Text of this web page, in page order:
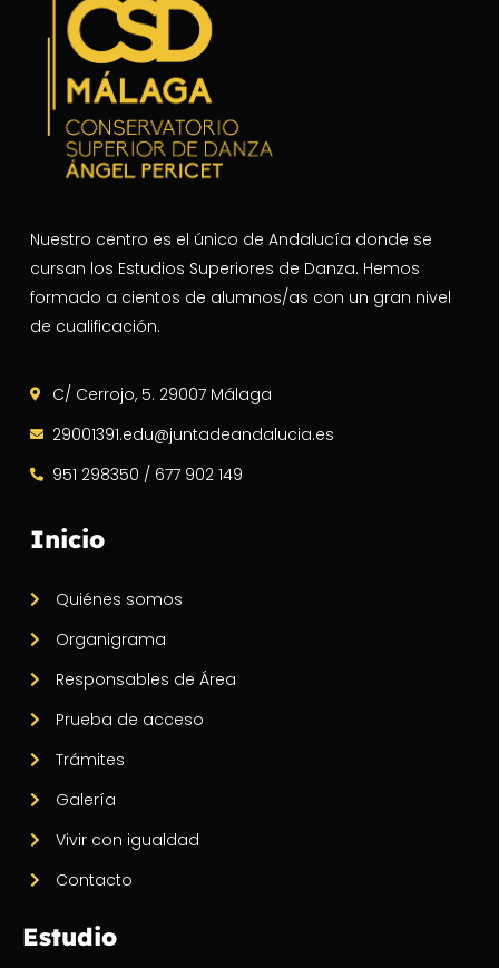
Nuestro centro es el único de Andalucía donde se
cursan los Estudios Superiores de Danza. Hemos
formado a cientos de alumnos/as con un gran nivel
de cualificación.
C/ Cerrojo, 5. 29007 Málaga
29001391.edu@juntadeandalucia.es
951 298350 / 677 902 149
Inicio
Quiénes somos
Organigrama
Responsables de Área
Prueba de acceso
Trámites
Galería
Vivir con igualdad
Contacto
Estudio